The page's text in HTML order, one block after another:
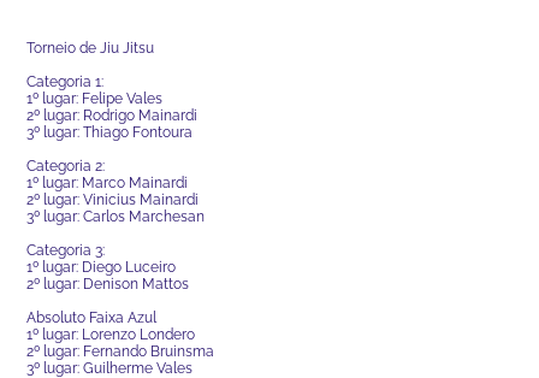
Torneio de Jiu Jitsu
Categoria 1:
1º lugar: Felipe Vales
2º lugar: Rodrigo Mainardi
3º lugar: Thiago Fontoura
Categoria 2:
1º lugar: Marco Mainardi
2º lugar: Vinicius Mainardi
3º lugar: Carlos Marchesan
Categoria 3:
1º lugar: Diego Luceiro
2º lugar: Denison Mattos
Absoluto Faixa Azul
1º lugar: Lorenzo Londero
2º lugar: Fernando Bruinsma
3º lugar: Guilherme Vales